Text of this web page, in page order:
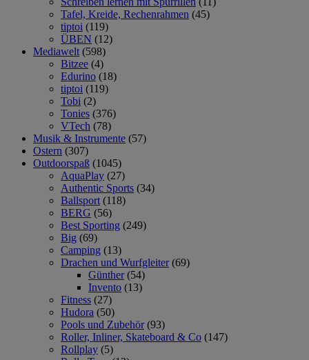
Tafel, Kreide, Rechenrahmen (45)
tiptoi (119)
ÜBEN (12)
Mediawelt (598)
Bitzee (4)
Edurino (18)
tiptoi (119)
Tobi (2)
Tonies (376)
VTech (78)
Musik & Instrumente (57)
Ostern (307)
Outdoorspaß (1045)
AquaPlay (27)
Authentic Sports (34)
Ballsport (118)
BERG (56)
Best Sporting (249)
Big (69)
Camping (13)
Drachen und Wurfgleiter (69)
Günther (54)
Invento (13)
Fitness (27)
Hudora (50)
Pools und Zubehör (93)
Roller, Inliner, Skateboard & Co (147)
Rollplay (5)